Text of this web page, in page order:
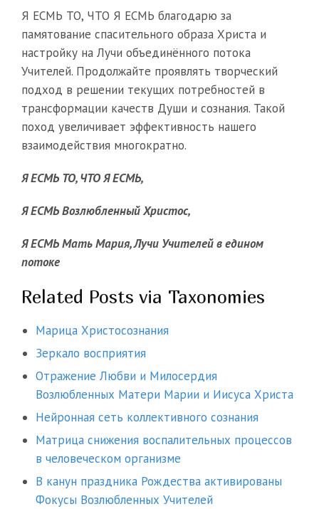
Я ЕСМЬ ТО, ЧТО Я ЕСМЬ благодарю за
памятование спасительного образа Христа и
настройку на Лучи объединённого потока
Учителей. Продолжайте проявлять творческий
подход в решении текущих потребностей в
трансформации качеств Души и сознания. Такой
поход увеличивает эффективность нашего
взаимодействия многократно.
Я ЕСМЬ ТО, ЧТО Я ЕСМЬ,
Я ЕСМЬ Возлюбленный Христос,
Я ЕСМЬ Мать Мария, Лучи Учителей в едином
потоке
Related Posts via Taxonomies
Марица Христосознания
Зеркало восприятия
Отражение Любви и Милосердия
Возлюбленных Матери Марии и Иисуса Христа
Нейронная сеть коллективного сознания
Матрица снижения воспалительных процессов
в человеческом организме
В канун праздника Рождества активированы
Фокусы Возлюбленных Учителей